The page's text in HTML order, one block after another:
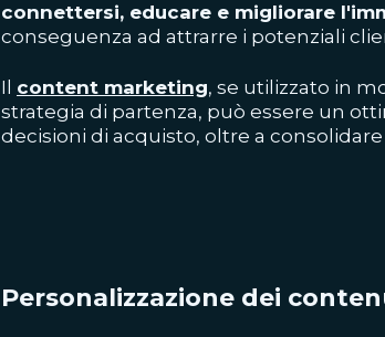
connettersi, educare e migliorare
conseguenza ad attrarre i potenziali
Il content marketing, se utilizzato in
strategia di partenza, può essere un
decisioni di acquisto, oltre a
Personalizzazione dei